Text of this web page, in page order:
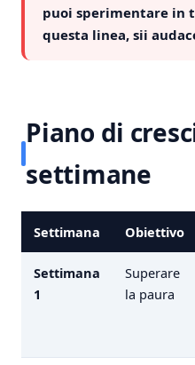
puoi sperimentare in
questa linea, sii
Piano di
settimane
Settimana Obiettivo
Settimana
1
Superare
la paura